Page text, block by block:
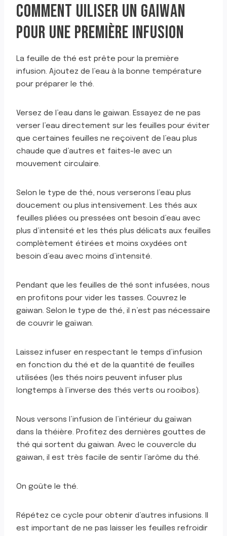
COMMENT UILISER UN GAIWAN
POUR UNE PREMIÈRE INFUSION
La feuille de thé est prête pour la première
infusion. Ajoutez de l’eau à la bonne température
pour préparer le thé.
Versez de l’eau dans le gaiwan. Essayez de ne pas
verser l’eau directement sur les feuilles pour éviter
que certaines feuilles ne reçoivent de l’eau plus
chaude que d’autres et faites-le avec un
mouvement circulaire.
Selon le type de thé, nous verserons l’eau plus
doucement ou plus intensivement. Les thés aux
feuilles pliées ou pressées ont besoin d’eau avec
plus d’intensité et les thés plus délicats aux feuilles
complètement étirées et moins oxydées ont
besoin d’eau avec moins d’intensité.
Pendant que les feuilles de thé sont infusées, nous
en profitons pour vider les tasses. Couvrez le
gaiwan. Selon le type de thé, il n’est pas nécessaire
de couvrir le gaïwan.
Laissez infuser en respectant le temps d’infusion
en fonction du thé et de la quantité de feuilles
utilisées (les thés noirs peuvent infuser plus
longtemps à l’inverse des thés verts ou rooibos).
Nous versons l’infusion de l’intérieur du gaïwan
dans la théière. Profitez des dernières gouttes de
thé qui sortent du gaiwan. Avec le couvercle du
gaiwan, il est très facile de sentir l’arôme du thé.
On goûte le thé.
Répétez ce cycle pour obtenir d’autres infusions. Il
est important de ne pas laisser les feuilles refroidir